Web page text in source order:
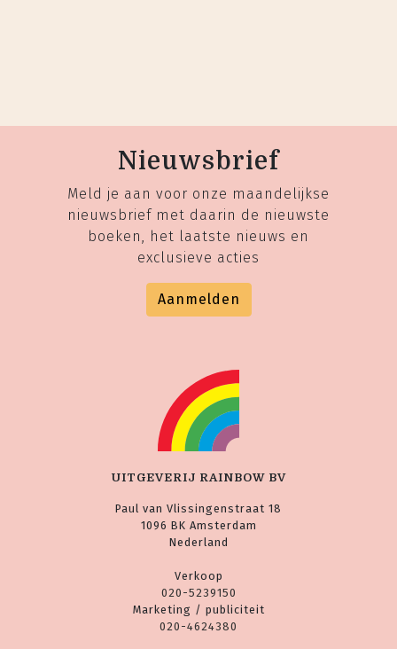
Nieuwsbrief
Meld je aan voor onze maandelijkse
nieuwsbrief met daarin de nieuwste
boeken, het laatste nieuws en
exclusieve acties
Aanmelden
UITGEVERIJ RAINBOW BV
Paul van Vlissingenstraat 18
1096 BK Amsterdam
Nederland
Verkoop
020-5239150
Marketing / publiciteit
020-4624380